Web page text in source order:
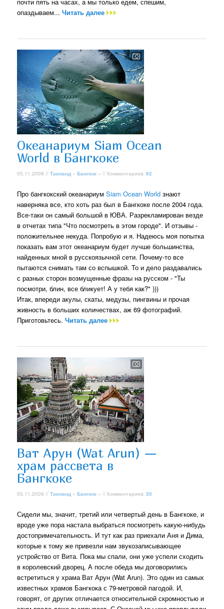
опаздываем...Читать далее
Океанариум Siam Ocean
World в Бангкоке
05.11.2009 //Таиланд »Бангкок » // Комментариев:62
Про бангкокский океанариумSiam Ocean World знают
наверняка все, кто хоть раз был в Бангкоке после 2004 года.
Все-таки он самый большой в ЮВА. Разрекламирован везде
в отчетах типа "Что посмотреть в этом городе". И отзывы -
положительнее некуда. Попробую и я. Надеюсь моя попытка
показать вам этот океанариум будет лучше большинства,
найденных мной в русскоязычной сети. Почему-то все
пытаются снимать там со вспышкой. То и дело раздавались
с разных сторон возмущенные фразы на русском - "Ты
посмотри, блин, все бликует! А у тебя как?" )))
Итак, впереди акулы, скаты, медузы, пингвины и прочая
живность в больших количествах, аж 69 фотографий.
Приготовьтесь.Читать далее
Ват Арун (Wat Arun) —
храм рассвета в
Бангкоке
03.11.2009 //Таиланд »Бангкок » // Комментариев:20
Сидели мы, значит, третий или четвертый день в Бангкоке, и
вроде уже пора настала выбраться посмотреть какую-нибудь
достопримечательность. И тут как раз приехали Аня и Дима,
которые к тому же привезли нам звукозаписывающее
устройство от Вита. Пока мы спали, они уже успели сходить
в королевский дворец. А после обеда мы договорились
встретиться у храма Ват Арун (Wat Arun). Это один из самых
известных храмов Бангкока с 79-метровой пагодой. И,
говорят, от других отличается относительной скромностью и